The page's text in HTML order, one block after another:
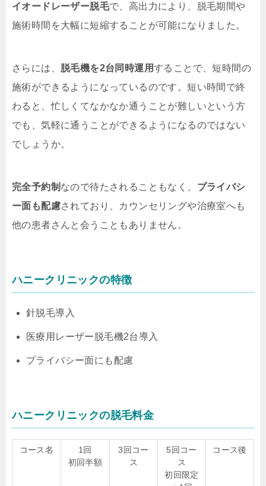
イオードレーザー脱毛で、高出力により、脱毛期間や
施術時間を大幅に短縮することが可能になりました。
さらには、 脱毛機を2台同時運用することで、短時間の
施術ができるようになっているのです。短い時間で終
わると、忙しくてなかなか通うことが難しいという方
でも、気軽に通うことができるようになるのではない
でしょうか。
完全予約制 なので待たされることもなく、 プライバシ
ー面も配慮されており、カウンセリングや治療室へも
他の患者さんと会うこともありません。
ハニークリニックの特徴
針脱毛導入
医療用レーザー脱毛機2台導入
プライバシー面にも配慮
ハニークリニックの脱毛料金
コース名
1回
初回半額
3回コー
ス
5回コー
ス
初回限定
コース後